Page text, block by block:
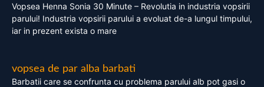
Vopsea Henna Sonia 30 Minute – Revolutia in industria vopsirii
parului! Industria vopsirii parului a evoluat de-a lungul timpului,
iar in prezent exista o mare
vopsea de par alba barbati
Barbatii care se confrunta cu problema parului alb pot gasi o